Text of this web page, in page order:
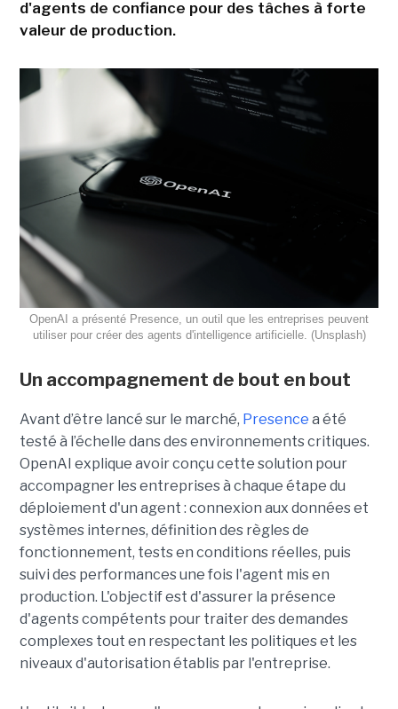
d'agents de confiance pour des tâches à forte
valeur de production.
OpenAI a présenté Presence, un outil que les entreprises peuvent
utiliser pour créer des agents d'intelligence artificielle. (Unsplash)
Un accompagnement de bout en bout
Avant d’être lancé sur le marché, Presence a été
testé à l’échelle dans des environnements critiques.
OpenAI explique avoir conçu cette solution pour
accompagner les entreprises à chaque étape du
déploiement d'un agent : connexion aux données et
systèmes internes, définition des règles de
fonctionnement, tests en conditions réelles, puis
suivi des performances une fois l'agent mis en
production. L'objectif est d'assurer la présence
d'agents compétents pour traiter des demandes
complexes tout en respectant les politiques et les
niveaux d'autorisation établis par l'entreprise.